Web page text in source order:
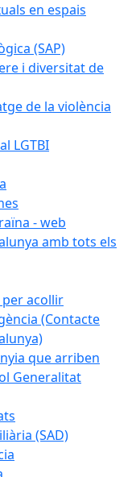
en espais
(SAP)
i diversitat de
de la violència
LGTBI
- web
amb tots els
acollir
(Contacte
que arriben
Generalitat
(SAD)